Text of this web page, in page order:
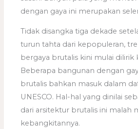
dengan gaya ini merupakan
Tidak disangka tiga dekade
turun tahta dari kepopuleran,
bergaya brutalis kini mulai dilirik
Beberapa bangunan dengan
brutalis bahkan masuk dalam
UNESCO. Hal-hal yang dinilai
dari arsitektur brutalis ini malah
kebangkitannya.